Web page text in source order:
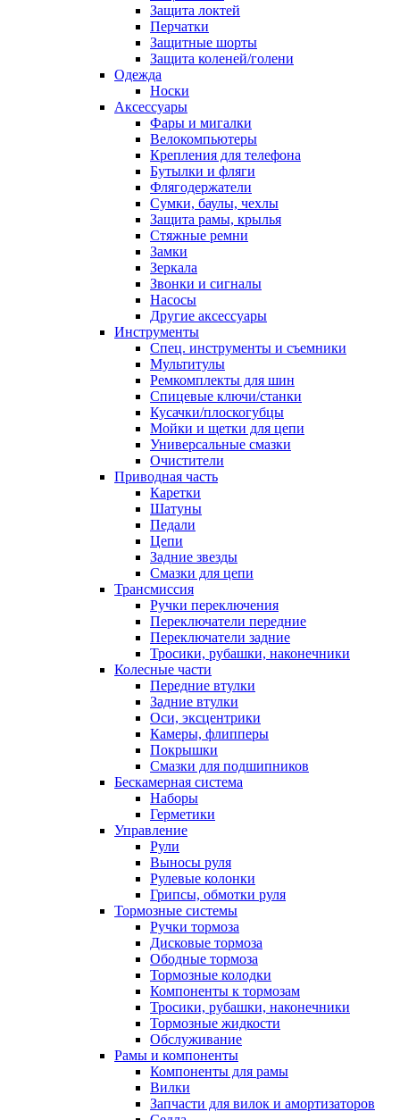
Защита локтей
Перчатки
Защитные шорты
Защита коленей/голени
Одежда
Носки
Аксессуары
Фары и мигалки
Велокомпьютеры
Крепления для телефона
Бутылки и фляги
Флягодержатели
Сумки, баулы, чехлы
Защита рамы, крылья
Стяжные ремни
Замки
Зеркала
Звонки и сигналы
Насосы
Другие аксессуары
Инструменты
Спец. инструменты и съемники
Мультитулы
Ремкомплекты для шин
Спицевые ключи/станки
Кусачки/плоскогубцы
Мойки и щетки для цепи
Универсальные смазки
Очистители
Приводная часть
Каретки
Шатуны
Педали
Цепи
Задние звезды
Смазки для цепи
Трансмиссия
Ручки переключения
Переключатели передние
Переключатели задние
Тросики, рубашки, наконечники
Колесные части
Передние втулки
Задние втулки
Оси, эксцентрики
Камеры, флипперы
Покрышки
Смазки для подшипников
Бескамерная система
Наборы
Герметики
Управление
Рули
Выносы руля
Рулевые колонки
Грипсы, обмотки руля
Тормозные системы
Ручки тормоза
Дисковые тормоза
Ободные тормоза
Тормозные колодки
Компоненты к тормозам
Тросики, рубашки, наконечники
Тормозные жидкости
Обслуживание
Рамы и компоненты
Компоненты для рамы
Вилки
Запчасти для вилок и амортизаторов